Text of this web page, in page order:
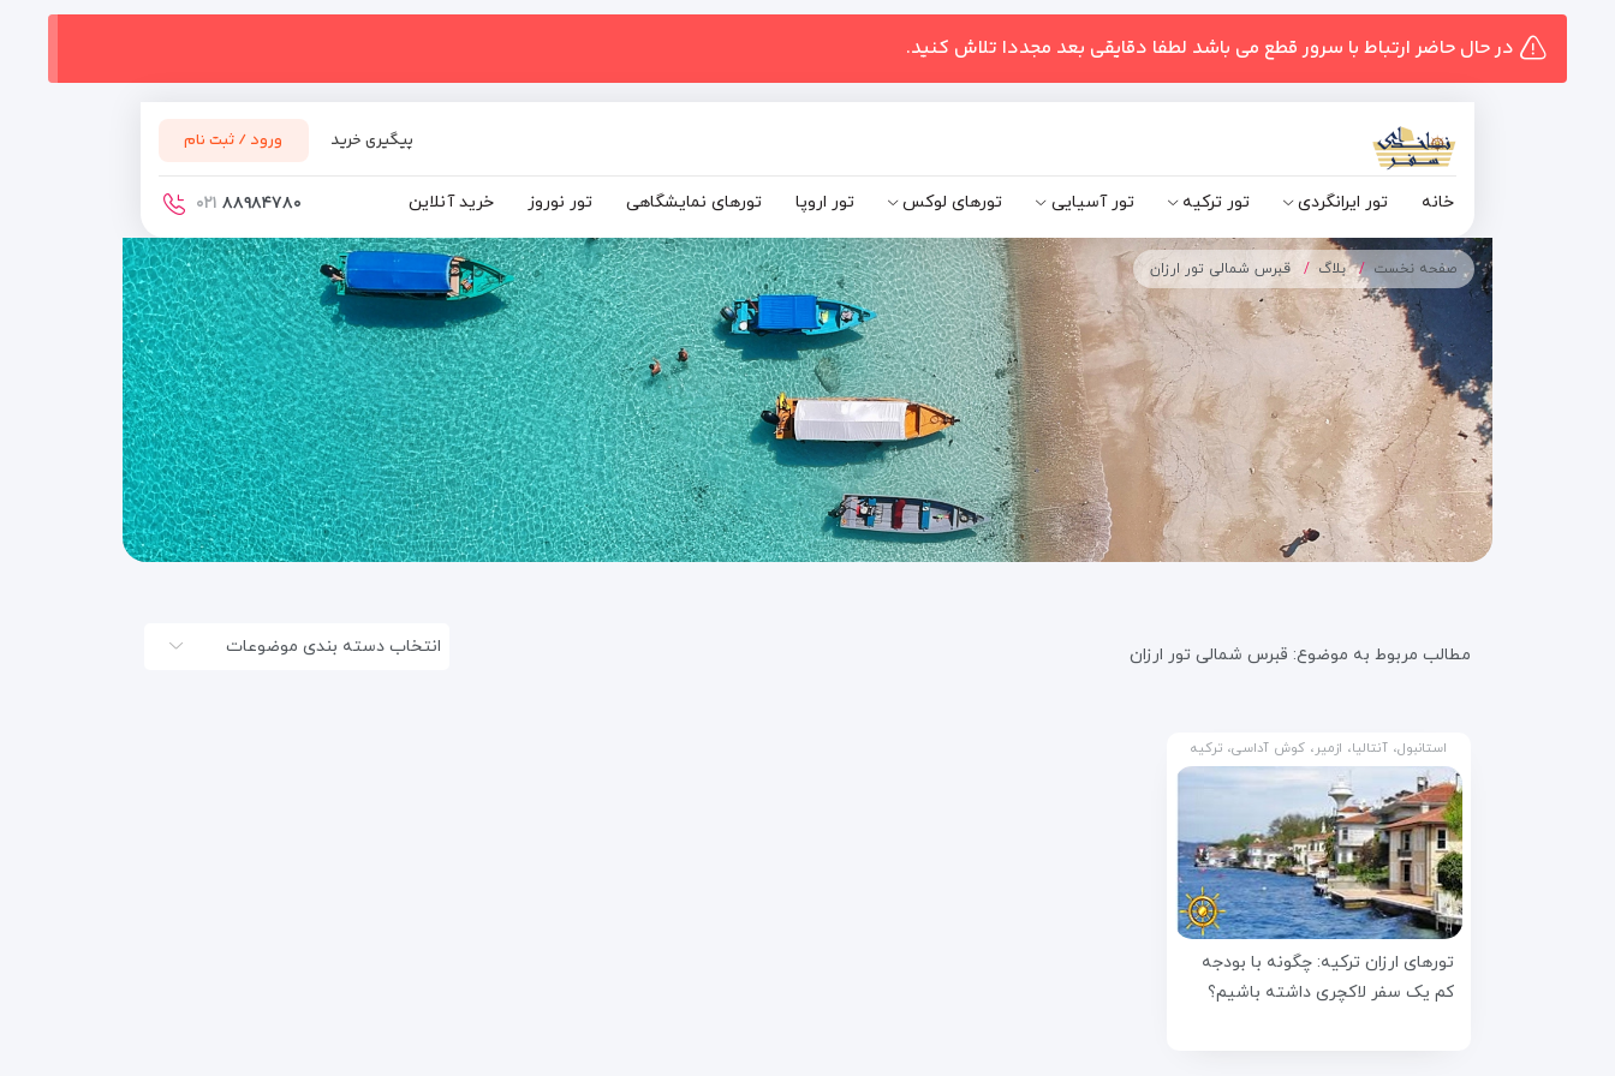
در حال حاضر ارتباط با سرور قطع می باشد لطفا دقایقی بعد مجددا تلاش کنید.
پیگیری خرید ورود / ثبت نام
خانه تور ایرانگردی تور ترکیه تور آسیایی تورهای لوکس تور اروپا تورهای نمایشگاهی تور نوروز خرید آنلاین ۸۸۹۸۴۷۸۰ ۰۲۱
صفحه نخست بلاگ قبرس شمالی تور ارزان
مطالب مربوط به موضوع: قبرس شمالی تور ارزان انتخاب دسته بندی موضوعات
استانبول، آنتالیا، ازمیر، کوش آداسی، ترکیه
تورهای ارزان ترکیه: چگونه با بودجه
کم یک سفر لاکچری داشته باشیم؟